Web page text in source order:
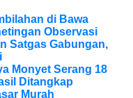
di Bawa
Observasi
Satgas Gabungan,
Monyet Serang 18
Ditangkap
Murah